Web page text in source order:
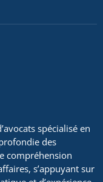
spécialisé en
des
compréhension
s’appuyant sur